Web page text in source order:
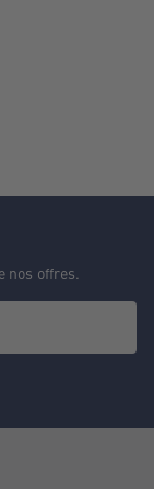
nos offres.